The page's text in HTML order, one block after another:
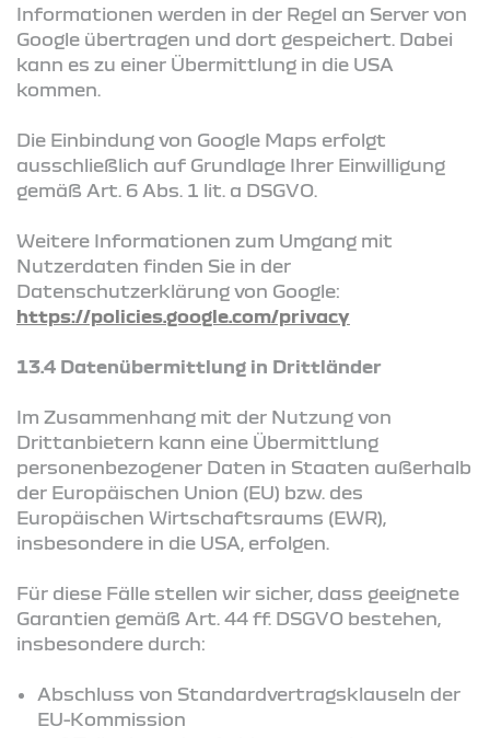
Informationen werden in der Regel an Server von
Google übertragen und dort gespeichert. Dabei
kann es zu einer Übermittlung in die USA
kommen.
Die Einbindung von Google Maps erfolgt
ausschließlich auf Grundlage Ihrer Einwilligung
gemäß Art. 6 Abs. 1 lit. a DSGVO.
Weitere Informationen zum Umgang mit
Nutzerdaten finden Sie in der
Datenschutzerklärung von Google:
https://policies.google.com/privacy
13.4 Datenübermittlung in Drittländer
Im Zusammenhang mit der Nutzung von
Drittanbietern kann eine Übermittlung
personenbezogener Daten in Staaten außerhalb
der Europäischen Union (EU) bzw. des
Europäischen Wirtschaftsraums (EWR),
insbesondere in die USA, erfolgen.
Für diese Fälle stellen wir sicher, dass geeignete
Garantien gemäß Art. 44 ff. DSGVO bestehen,
insbesondere durch:
Abschluss von Standardvertragsklauseln der
EU-Kommission